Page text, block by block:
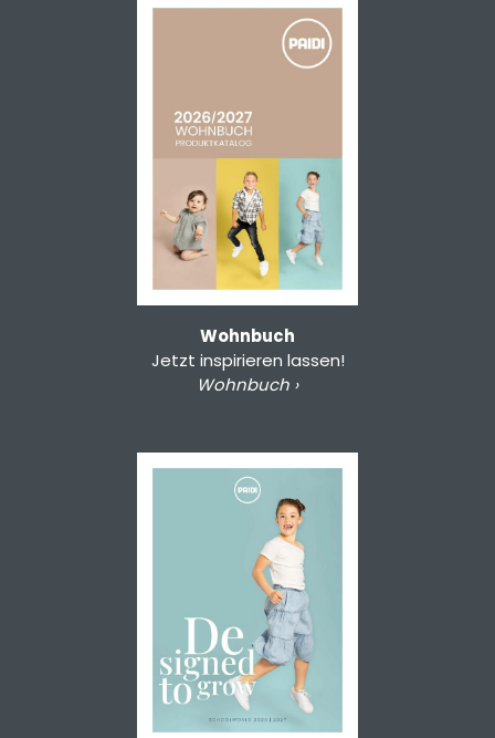
Wohnbuch
Jetzt inspirieren lassen!
Wohnbuch ›